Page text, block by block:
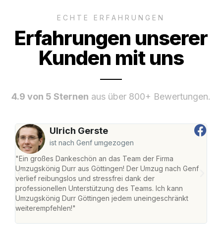
ECHTE ERFAHRUNGEN
Erfahrungen unserer
Kunden mit uns
4.9 von 5 Sternen aus über 800+ Bewertungen.
Ulrich Gerste
ist nach Genf umgezogen
"Ein großes Dankeschön an das Team der Firma
Umzugskönig Durr aus Göttingen! Der Umzug nach Genf
verlief reibungslos und stressfrei dank der
professionellen Unterstützung des Teams. Ich kann
Umzugskönig Durr Göttingen jedem uneingeschränkt
weiterempfehlen!"